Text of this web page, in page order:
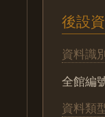
後設
資料識
全館編
資料類